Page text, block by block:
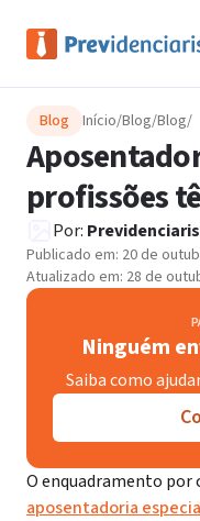
Blog Início/Blog/Blog/
profissões
Por:
Publicado em: 20 de
Atualizado em: 28 de
Ninguém
Saiba como
O enquadramento
aposentadoria